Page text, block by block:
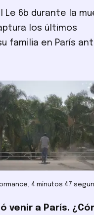
6b durante la
los últimos
familia en París
4 minutos 47
venir a París.